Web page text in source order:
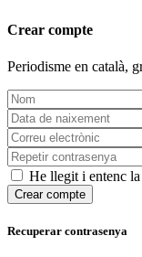
Crear compte
Periodisme en català,
He llegit i entenc
Crear compte
Recuperar contrasenya